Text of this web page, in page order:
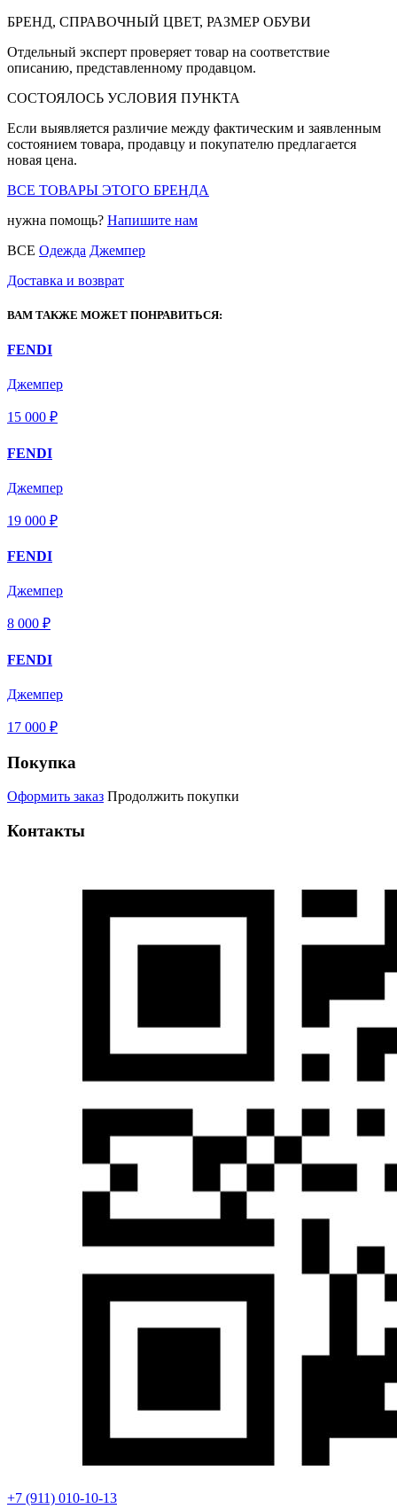
БРЕНД, СПРАВОЧНЫЙ ЦВЕТ, РАЗМЕР ОБУВИ
Отдельный эксперт проверяет товар на соответствие
описанию, представленному продавцом.
СОСТОЯЛОСЬ УСЛОВИЯ ПУНКТА
Если выявляется различие между фактическим и заявленным
состоянием товара, продавцу и покупателю предлагается
новая цена.
ВСЕ ТОВАРЫ ЭТОГО БРЕНДА
нужна помощь? Напишите нам
ВСЕ Одежда Джемпер
Доставка и возврат
ВАМ ТАКЖЕ МОЖЕТ ПОНРАВИТЬСЯ:
FENDI
Джемпер
15 000 ₽
FENDI
Джемпер
19 000 ₽
FENDI
Джемпер
8 000 ₽
FENDI
Джемпер
17 000 ₽
Покупка
Оформить заказ Продолжить покупки
Контакты
+7 (911) 010-10-13